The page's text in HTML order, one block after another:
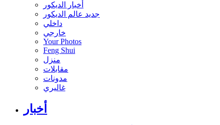
أخبار الديكور
جديد عالم الديكور
داخلي
خارجي
Your Photos
Feng Shui
منزل
مقابلات
مدونات
غاليري
أخبار